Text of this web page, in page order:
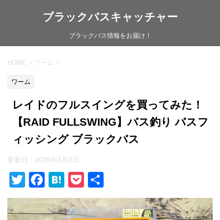
ブラックバスキャッチャー
ブラックバス情報をお届け！
HOME > ワーム >
ワーム
レイドのフルスイングを買ってみた！
【RAID FULLSWING】バス釣り バスフ
ィッシング ブラックバス
更新日： 2026年1月3日
T
wi
tt
F
a
c
H
at
e
P
o
ck
有